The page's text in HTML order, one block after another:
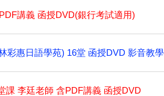
講義 函授DVD(銀行考試適用)
彩惠日語學苑) 16堂 函授DVD 影音教
課 李廷老師 含PDF講義 函授DVD